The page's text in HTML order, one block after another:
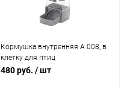
Кормушка внутренняя А 008, в
клетку для птиц
480 руб. / шт